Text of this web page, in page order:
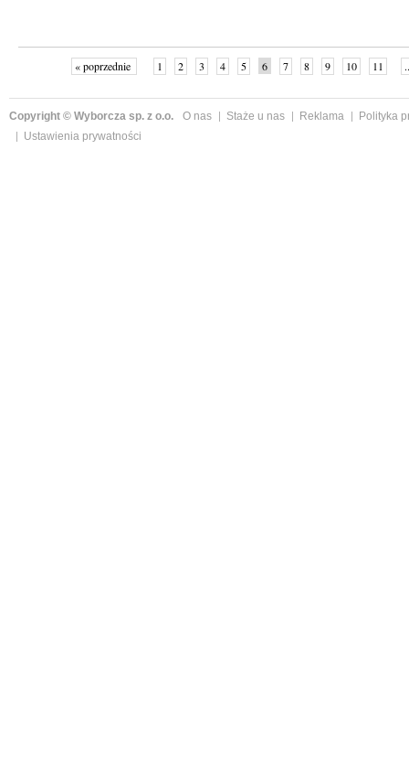
« poprzednie 1 2 3 4 5 6 7 8 9 10 11
Copyright © Wyborcza sp. z o.o. O nas Staże u nas Reklama
Polityka
Ustawienia prywatności